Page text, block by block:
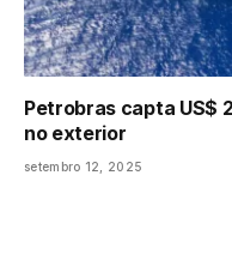
Petrobras capta US$
no exterior
setembro 12, 2025